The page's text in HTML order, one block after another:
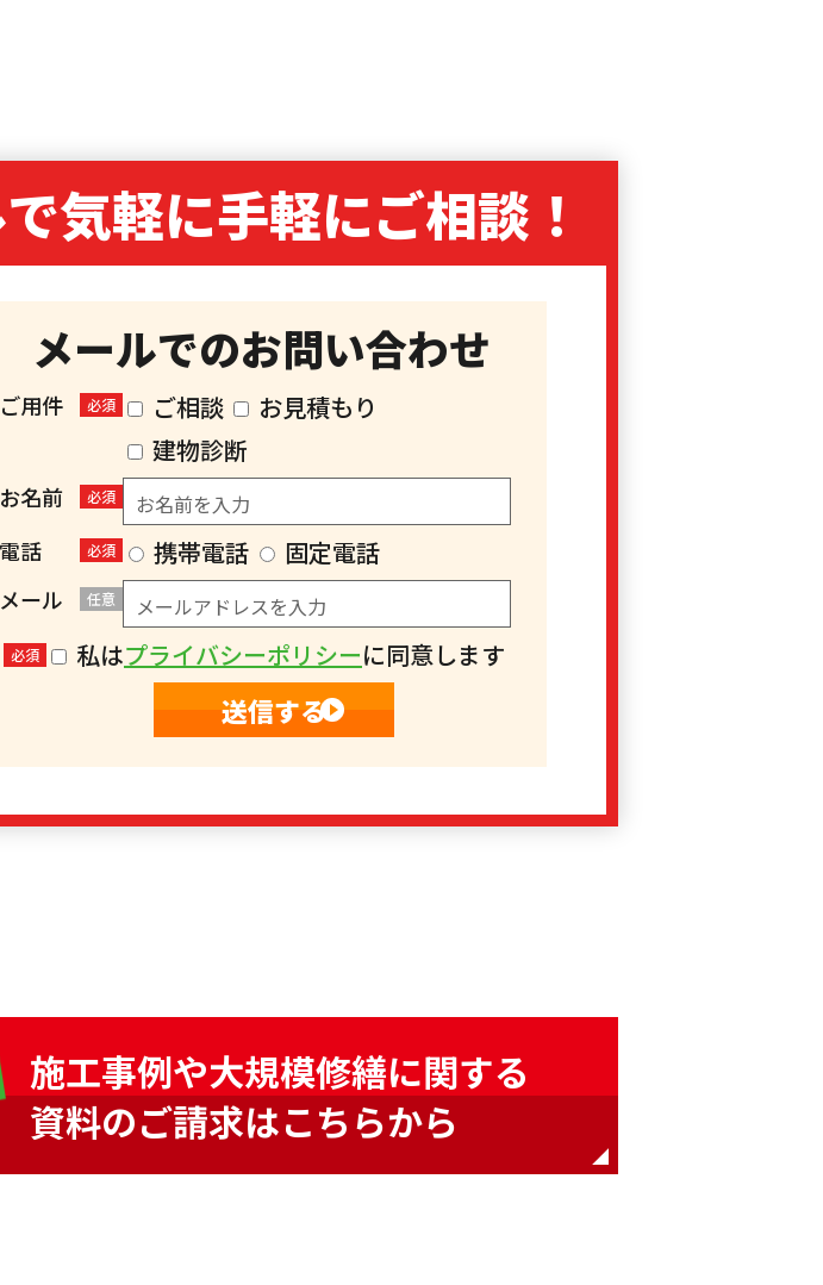
気軽に手軽にご相談！
メールでのお問い合わせ
ご用件 必須 ご相談
お見積もり
建物診断
お名前 必須
電話 必須 携帯電話 固定電話
メール 任意
必須 私はプライバシーポリシーに同意します
施工事例や大規模修繕に関する
資料のご請求はこちらから